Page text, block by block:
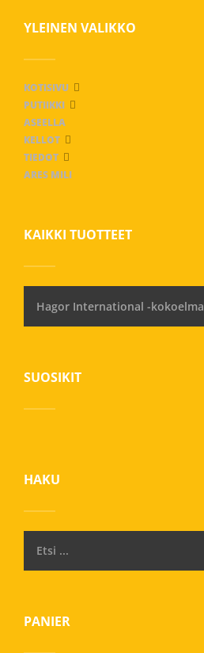
YLEINEN VALIKKO
KOTISIVU
PUTIIKKI
ASEELLA
KELLOT
TIEDOT
ARES MILI
KAIKKI TUOTTEET
Hagor International -kokoelma
SUOSIKIT
HAKU
PANIER